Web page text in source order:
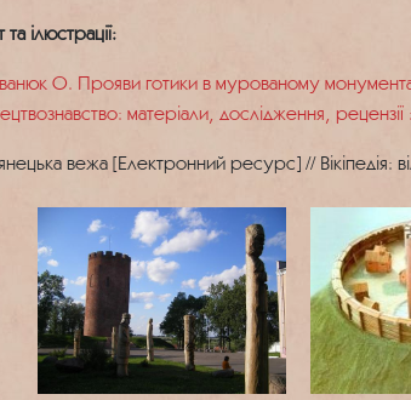
та ілюстрації:
О. Прояви готики в мурованому
матеріали, дослідження,
вежа [Електронний ресурс] // Вікіпедія: